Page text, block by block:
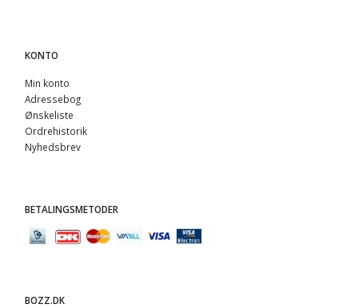
KONTO
Min konto
Adressebog
Ønskeliste
Ordrehistorik
Nyhedsbrev
BETALINGSMETODER
BOZZ.DK